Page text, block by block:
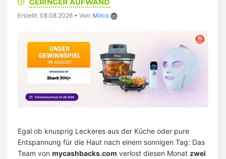
GERINGER AUFWAND
Erstellt: 08.08.2026 • Von: Mirco
Egal ob knusprig Leckeres aus der Küche oder pure
Entspannung für die Haut nach einem sonnigen Tag: Das
Team von mycashbacks.com verlost diesen Monat zwei